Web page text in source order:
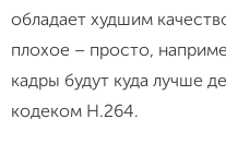
обладает худшим
плохое – просто,
кадры будут куда лучше
кодеком H.264.